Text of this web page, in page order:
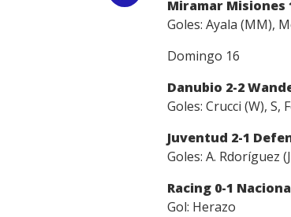
Link
Miramar Misiones
Goles: Ayala (MM),
Domingo 16
Danubio 2-2
Goles: Crucci (W), S,
Juventud 2-1
Goles: A. Rdoríguez
Racing 0-1
Gol: Herazo